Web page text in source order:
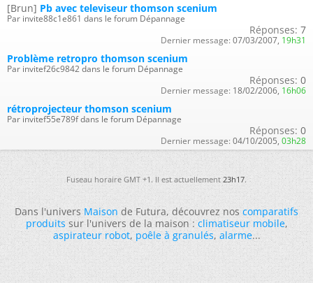
[Brun] Pb avec televiseur thomson scenium
Par invite88c1e861 dans le forum Dépannage
Réponses: 7
Dernier message: 07/03/2007, 19h31
Problème retropro thomson scenium
Par invitef26c9842 dans le forum Dépannage
Réponses: 0
Dernier message: 18/02/2006, 16h06
rétroprojecteur thomson scenium
Par invitef55e789f dans le forum Dépannage
Réponses: 0
Dernier message: 04/10/2005, 03h28
Fuseau horaire GMT +1. Il est actuellement23h17.
Dans l'universMaisonde Futura, découvrez noscomparatifs
produitssur l'univers de la maison :climatiseur mobile,
aspirateur robot,poêle à granulés,alarme...